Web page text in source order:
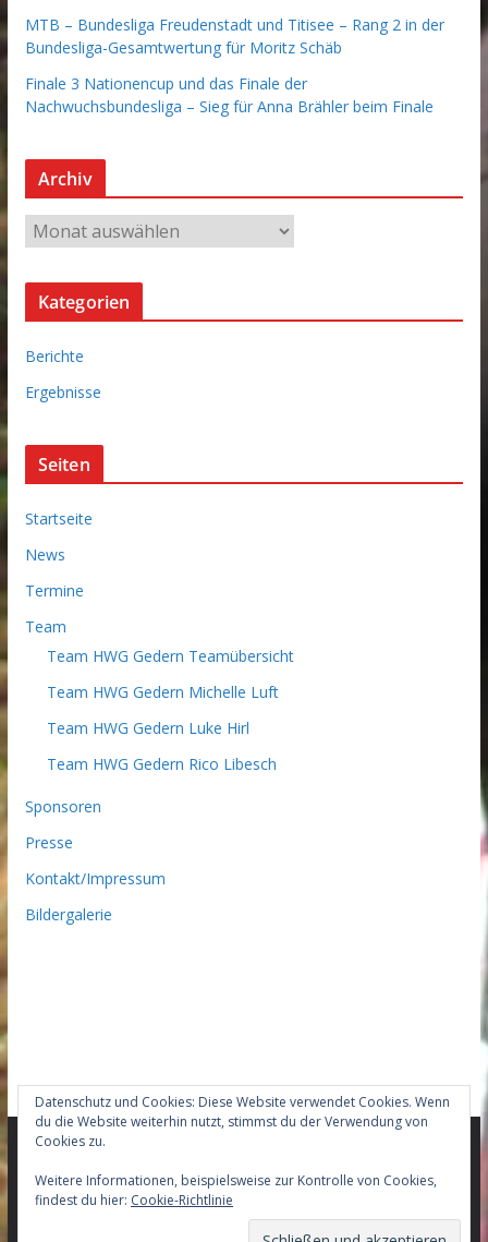
MTB – Bundesliga Freudenstadt und Titisee – Rang 2 in der
Bundesliga-Gesamtwertung für Moritz Schäb
Finale 3 Nationencup und das Finale der
Nachwuchsbundesliga – Sieg für Anna Brähler beim Finale
Archiv
r
c
v
Kategorien
Berichte
Ergebnisse
Seiten
Startseite
News
Termine
Team
Team HWG Gedern Teamübersicht
Team HWG Gedern Michelle Luft
Team HWG Gedern Luke Hirl
Team HWG Gedern Rico Libesch
Sponsoren
Presse
Kontakt/Impressum
Bildergalerie
Copyright © 2026 Team-HWG-Gedern Mountainbike –
Racingteam. Alle Rechte vorbehalten.
von ThemeGrill. Präsentiert von
Datenschutz und Cookies: Diese Website verwendet Cookies. Wenn
du die Website weiterhin nutzt, stimmst du der Verwendung von
Cookies zu.
Weitere Informationen, beispielsweise zur Kontrolle von Cookies,
findest du hier: Cookie-Richtlinie